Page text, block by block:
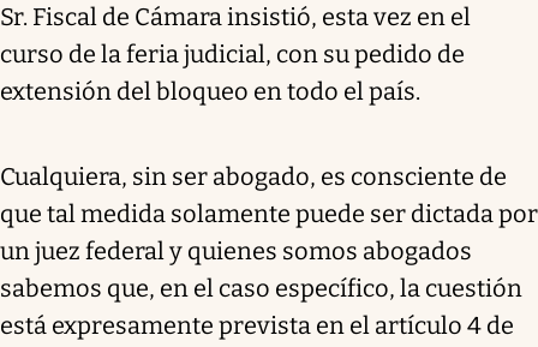
Sr. Fiscal de Cámara insistió, esta vez en el
curso de la feria judicial, con su pedido de
extensión del bloqueo en todo el país.
Cualquiera, sin ser abogado, es consciente de
que tal medida solamente puede ser dictada por
un juez federal y quienes somos abogados
sabemos que, en el caso específico, la cuestión
está expresamente prevista en el artículo 4 de